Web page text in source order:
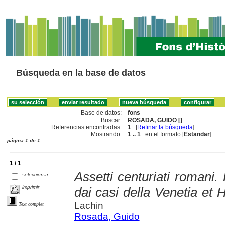
Búsqueda en la base de datos
Base de datos:
fons
Buscar:
ROSADA, GUIDO []
Referencias encontradas:
1 [Refinar la búsqueda]
Mostrando:
1 .. 1 en el formato [Estandar]
página 1 de 1
1 / 1
seleccionar
imprimir
Text complet
Assetti centuriati
dai casi della Venetia et
Lachin
Rosada, Guido